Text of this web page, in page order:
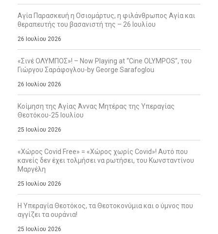
Αγία Παρασκευή η Οσιομάρτυς, η φιλάνθρωπος Αγία και
θεραπευτής του βασανιστή της – 26 Ιουλίου
26 Ιουλίου 2026
«Σινέ ΟΛΥΜΠΟΣ»! – Now Playing at “Cine OLYMPOS”, του
Γιώργου Σαράφογλου-by George Sarafoglou
26 Ιουλίου 2026
Κοίμηση της Αγίας Άννας Μητέρας της Υπεραγίας
Θεοτόκου-25 Ιουλίου
25 Ιουλίου 2026
«Χώρος Covid Free» = «Χώρος χωρίς Covid»! Αυτό που
κανείς δεν έχει τολμήσει να ρωτήσει, του Κωνσταντίνου
Μαργέλη
25 Ιουλίου 2026
Η Υπεραγία Θεοτόκος, τα Θεοτοκονύμια και ο ύμνος που
αγγίζει τα ουράνια!
25 Ιουλίου 2026